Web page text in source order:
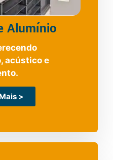
Alumínio
acústico e
>